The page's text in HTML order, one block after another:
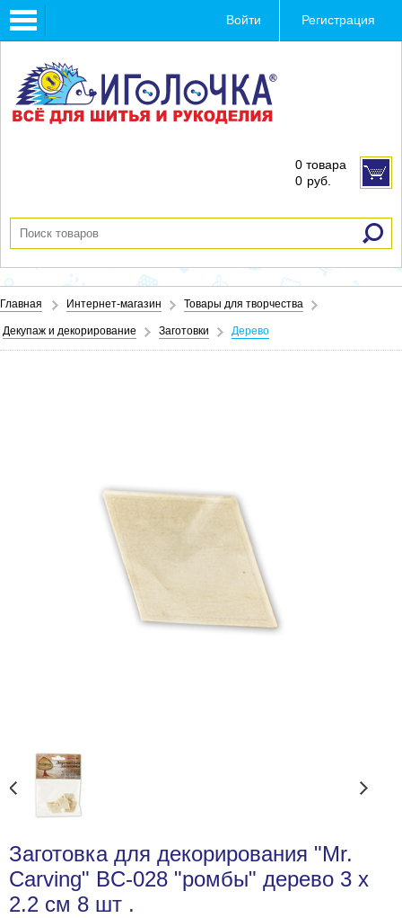
Toggle
navigation
Войти Регистрация
0 товара
0 руб.
Главная Интернет-магазин Товары для творчества
Декупаж и декорирование Заготовки Дерево
Заготовка для декорирования "Mr.
Carving" BC-028 "ромбы" дерево 3 х
2.2 см 8 шт .